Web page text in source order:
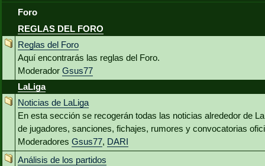
Foro
REGLAS DEL FORO
Reglas del Foro
Aquí encontrarás las reglas del Foro.
Moderador Gsus77
LaLiga
Noticias de LaLiga
En esta sección se recogerán todas las noticias alrededor de
de jugadores, sanciones, fichajes, rumores y convocatorias
Moderadores Gsus77, DARI
Análisis de los partidos